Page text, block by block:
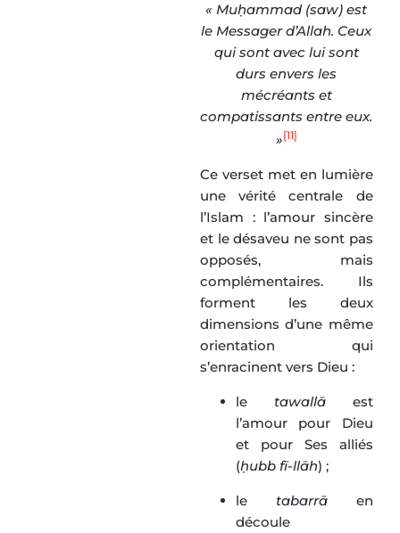
« Muḥammad (saw) est
le Messager d’Allah. Ceux
qui sont avec lui sont
durs envers les
mécréants et
compatissants entre eux.
»[11]
Ce verset met en lumière
une vérité centrale de
l’Islam : l’amour sincère
et le désaveu ne sont pas
opposés, mais
complémentaires. Ils
forment les deux
dimensions d’une même
orientation qui
s’enracinent vers Dieu :
le tawallāest
l’amour pour Dieu
et pour Ses alliés
(ḥubb fī-llāh) ;
le tabarrāen
découle